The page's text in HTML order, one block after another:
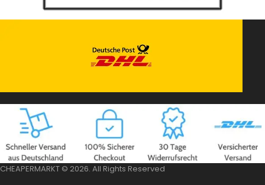
CHEAPERMARKT © 2026. All Rights Reserved